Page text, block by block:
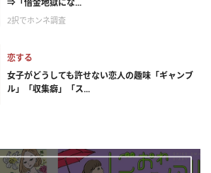
⇒「借金地獄にな...
2択でホンネ調査
恋する
女子がどうしても許せない恋人の趣味「ギャンブ
ル」「収集癖」「ス...